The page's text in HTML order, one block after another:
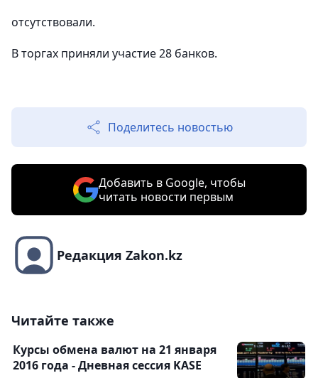
отсутствовали.
В торгах приняли участие 28 банков.
Поделитесь новостью
Добавить в Google, чтобы
читать новости первым
Редакция Zakon.kz
Читайте также
Курсы обмена валют на 21 января
2016 года - Дневная сессия KASE